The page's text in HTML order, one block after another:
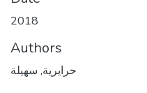
2018
Authors
حرايرية, سهيلة